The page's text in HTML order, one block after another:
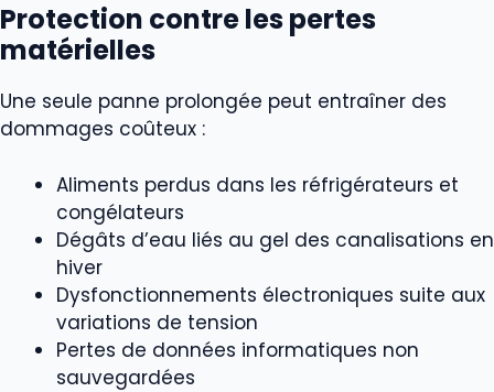
Protection contre les pertes
matérielles
Une seule panne prolongée peut entraîner des
dommages coûteux :
Aliments perdus dans les réfrigérateurs et
congélateurs
Dégâts d’eau liés au gel des canalisations en
hiver
Dysfonctionnements électroniques suite aux
variations de tension
Pertes de données informatiques non
sauvegardées